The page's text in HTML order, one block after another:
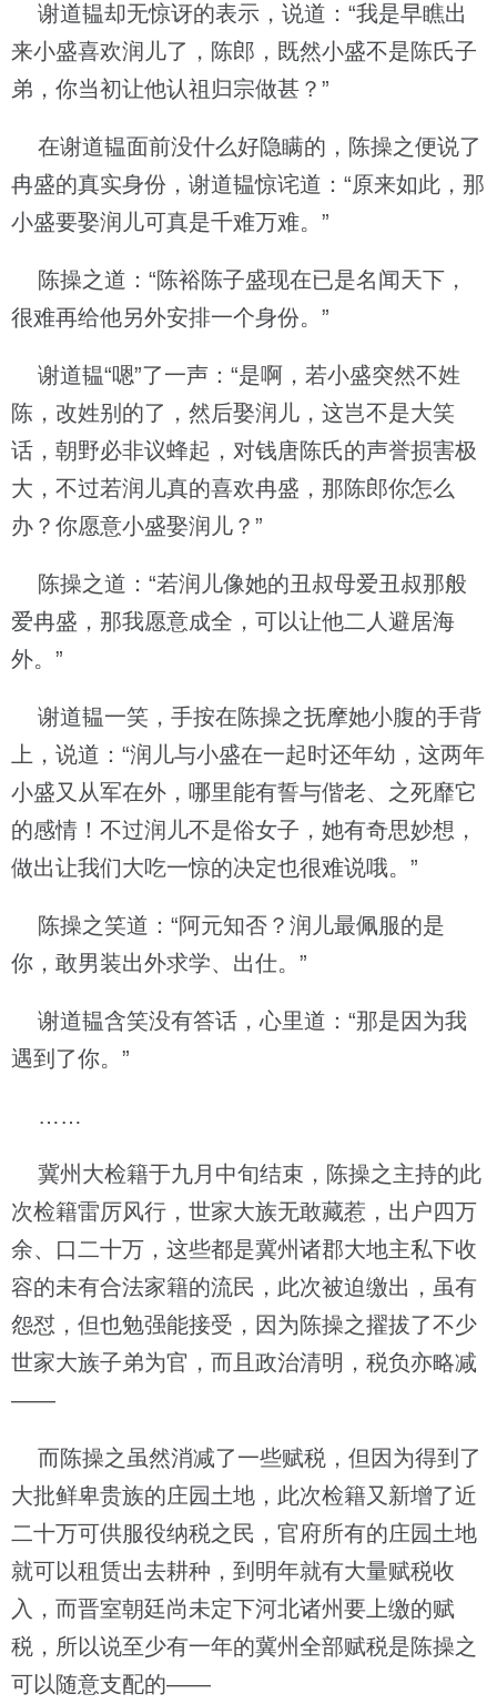
谢道韫却无惊讶的表示，说道：“我是早瞧出
来小盛喜欢润儿了，陈郎，既然小盛不是陈氏子
弟，你当初让他认祖归宗做甚？”
在谢道韫面前没什么好隐瞒的，陈操之便说了
冉盛的真实身份，谢道韫惊诧道：“原来如此，那
小盛要娶润儿可真是千难万难。”
陈操之道：“陈裕陈子盛现在已是名闻天下，
很难再给他另外安排一个身份。”
谢道韫“嗯”了一声：“是啊，若小盛突然不姓
陈，改姓别的了，然后娶润儿，这岂不是大笑
话，朝野必非议蜂起，对钱唐陈氏的声誉损害极
大，不过若润儿真的喜欢冉盛，那陈郎你怎么
办？你愿意小盛娶润儿？”
陈操之道：“若润儿像她的丑叔母爱丑叔那般
爱冉盛，那我愿意成全，可以让他二人避居海
外。”
谢道韫一笑，手按在陈操之抚摩她小腹的手背
上，说道：“润儿与小盛在一起时还年幼，这两年
小盛又从军在外，哪里能有誓与偕老、之死靡它
的感情！不过润儿不是俗女子，她有奇思妙想，
做出让我们大吃一惊的决定也很难说哦。”
陈操之笑道：“阿元知否？润儿最佩服的是
你，敢男装出外求学、出仕。”
谢道韫含笑没有答话，心里道：“那是因为我
遇到了你。”
……
冀州大检籍于九月中旬结束，陈操之主持的此
次检籍雷厉风行，世家大族无敢藏惹，出户四万
余、口二十万，这些都是冀州诸郡大地主私下收
容的未有合法家籍的流民，此次被迫缴出，虽有
怨怼，但也勉强能接受，因为陈操之擢拔了不少
世家大族子弟为官，而且政治清明，税负亦略减
——
而陈操之虽然消减了一些赋税，但因为得到了
大批鲜卑贵族的庄园土地，此次检籍又新增了近
二十万可供服役纳税之民，官府所有的庄园土地
就可以租赁出去耕种，到明年就有大量赋税收
入，而晋室朝廷尚未定下河北诸州要上缴的赋
税，所以说至少有一年的冀州全部赋税是陈操之
可以随意支配的——